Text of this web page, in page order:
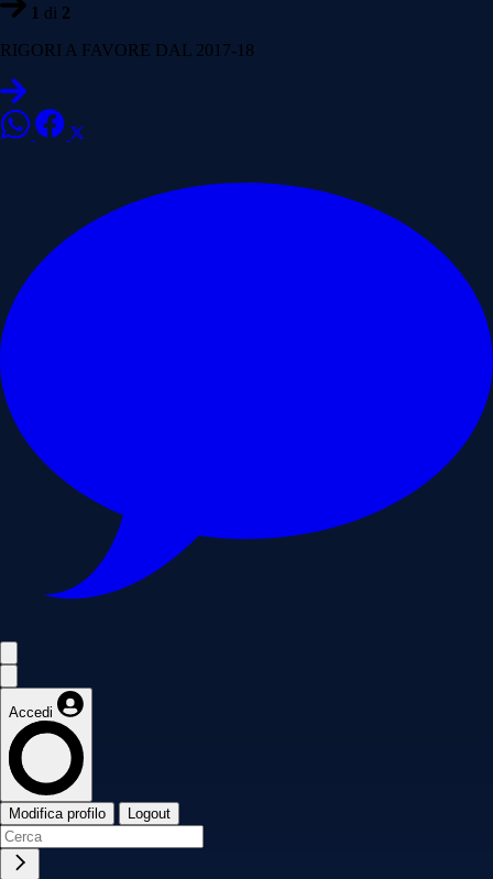
1 di 2
RIGORI A FAVORE DAL 2017-18
Accedi
Modifica profilo Logout